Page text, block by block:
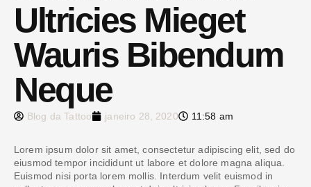
Ultricies Mieget
Wauris Bibendum
Neque
Blog da Tattoo janeiro 28, 2020 11:58 am
Lorem ipsum dolor sit amet, consectetur adipiscing elit, sed do
eiusmod tempor incididunt ut labore et dolore magna aliqua.
Euismod nisi porta lorem mollis. Interdum velit euismod in